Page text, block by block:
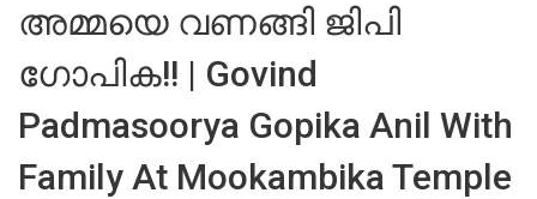
അമ്മയെ വണങ്ങി ജിപി
ഗോപിക!! | Govind
Padmasoorya Gopika Anil With
Family At Mookambika Temple